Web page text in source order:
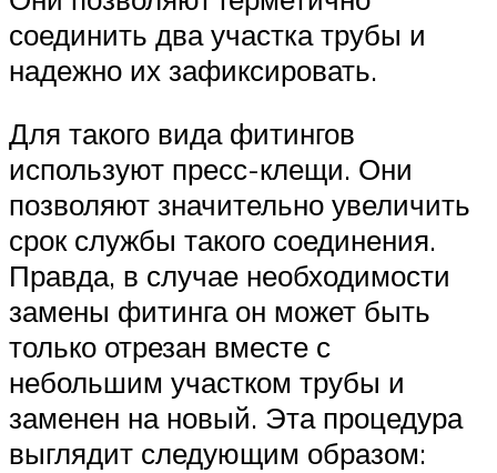
соединить два участка трубы и
надежно их зафиксировать.
Для такого вида фитингов
используют пресс-клещи. Они
позволяют значительно увеличить
срок службы такого соединения.
Правда, в случае необходимости
замены фитинга он может быть
только отрезан вместе с
небольшим участком трубы и
заменен на новый. Эта процедура
выглядит следующим образом: